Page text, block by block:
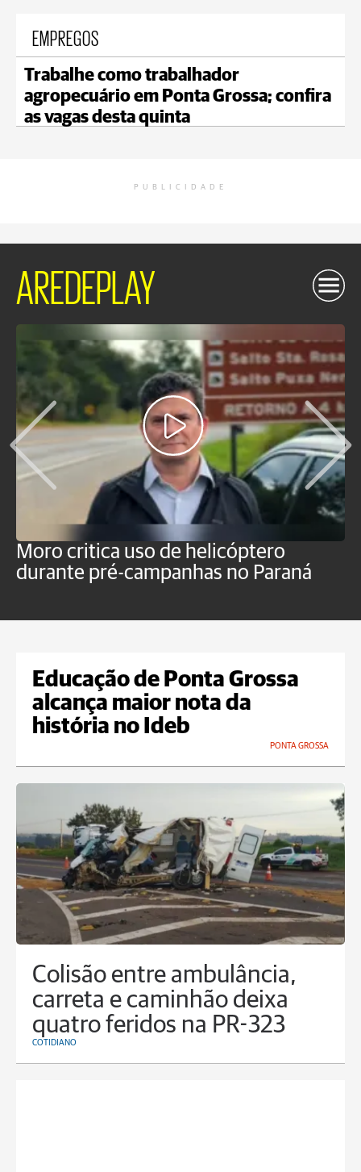
EMPREGOS
Trabalhe como trabalhador
agropecuário em Ponta Grossa; confira
as vagas desta quinta
PUBLICIDADE
AREDEPLAY
Moro critica uso de helicóptero
durante pré-campanhas no Paraná
Educação de Ponta Grossa
alcança maior nota da
história no Ideb
PONTA GROSSA
Colisão entre ambulância,
carreta e caminhão deixa
quatro feridos na PR-323
COTIDIANO